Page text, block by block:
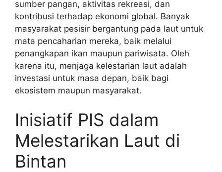
sumber pangan, aktivitas rekreasi, dan
kontribusi terhadap ekonomi global. Banyak
masyarakat pesisir bergantung pada laut untuk
mata pencaharian mereka, baik melalui
penangkapan ikan maupun pariwisata. Oleh
karena itu, menjaga kelestarian laut adalah
investasi untuk masa depan, baik bagi
ekosistem maupun masyarakat.
Inisiatif PIS dalam
Melestarikan Laut di
Bintan